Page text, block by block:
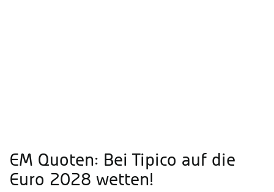
EM Quoten: Bei Tipico auf die
Euro 2028 wetten!